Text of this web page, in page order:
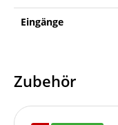
Eingänge
Zubehör